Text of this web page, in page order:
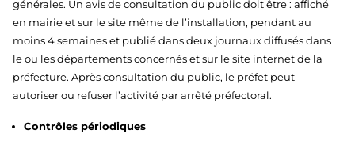
générales. Un avis de consultation du public doit être : affiché
en mairie et sur le site même de l’installation, pendant au
moins 4 semaines et publié dans deux journaux diffusés dans
le ou les départements concernés et sur le site internet de la
préfecture. Après consultation du public, le préfet peut
autoriser ou refuser l’activité par arrêté préfectoral.
Contrôles périodiques